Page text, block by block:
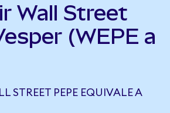
Wall Street
(WEPE a
STREET PEPE EQUIVALE A